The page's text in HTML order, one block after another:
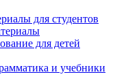
для студентов
для детей
и учебники